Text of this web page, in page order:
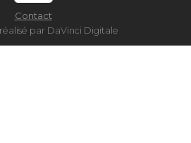
par DaVinci Digitale
Contact